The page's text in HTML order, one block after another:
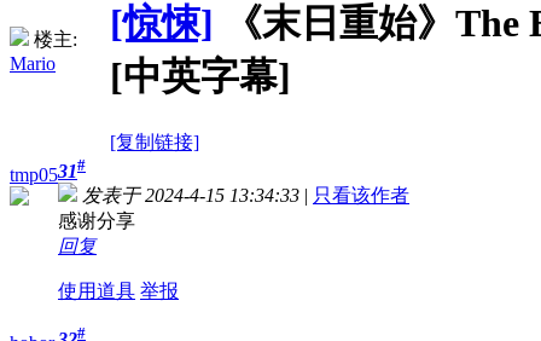
楼主:
Mario
[惊悚]
《末日重始》
[中英字幕]
[复制链接]
tmp0531#
发表于 2024-4-15 13:34:33 | 只看该作者
感谢分享
回复
使用道具 举报
#